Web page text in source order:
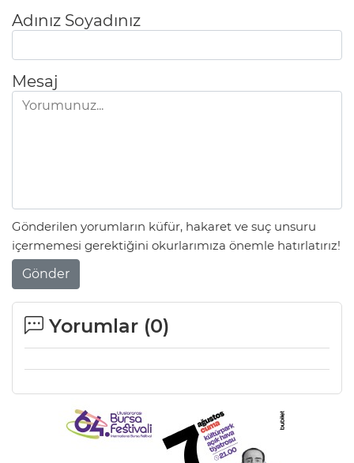
Adınız Soyadınız
Mesaj
Gönderilen yorumların küfür, hakaret ve suç unsuru
içermemesi gerektiğini okurlarımıza önemle hatırlatırız!
Gönder
Yorumlar (0)